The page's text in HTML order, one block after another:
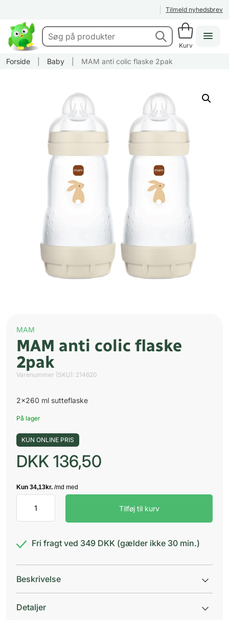
Tilmeld nyhedsbrev
Kurv
Forside Baby MAM anti colic flaske 2pak
MAM
MAM anti colic flaske
2pak
Varenummer (SKU): 214620
2×260 ml sutteflaske
På lager
KUN ONLINE PRIS
DKK 136,50
colic
2pak
Tilføj til kurv
Fri fragt ved 349 DKK (gælder ikke 30 min.)
Beskrivelse
Detaljer